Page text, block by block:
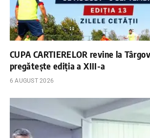
CUPA CARTIERELOR revine la
pregătește ediția a XIII-a
6 AUGUST 2026